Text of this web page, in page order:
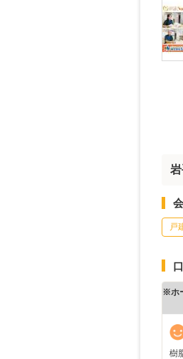
戸
※ホ
樹